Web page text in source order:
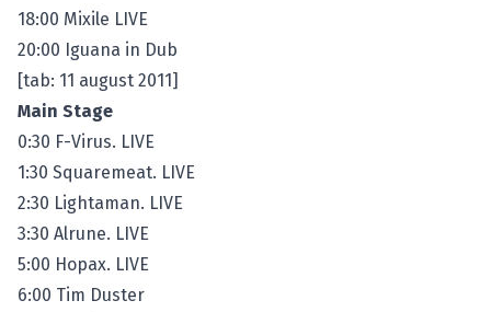
18:00 Mixile LIVE
20:00 Iguana in Dub
[tab: 11 august 2011]
Main Stage
0:30 F-Virus. LIVE
1:30 Squaremeat. LIVE
2:30 Lightaman. LIVE
3:30 Alrune. LIVE
5:00 Hopax. LIVE
6:00 Tim Duster